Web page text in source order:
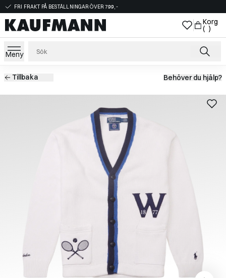
FRI FRAKT PÅ BESTÄLLNINGAR ÖVER 799,-
Korg
( )
Meny
Tillbaka Behöver du hjälp?